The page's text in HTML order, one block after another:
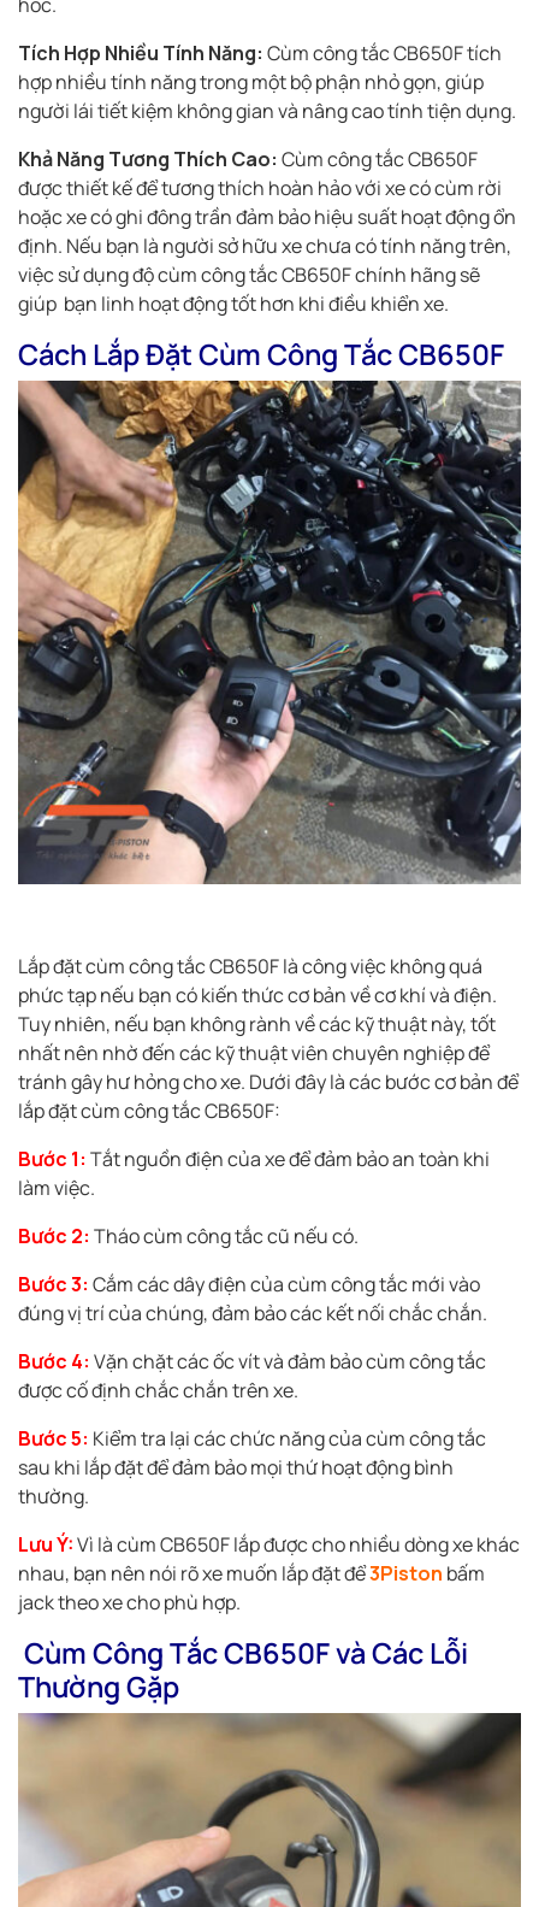
Tích Hợp Nhiều Tính Năng: Cùm công tắc CB650F tích
hợp nhiều tính năng trong một bộ phận nhỏ gọn, giúp
người lái tiết kiệm không gian và nâng cao tính tiện dụng.
Khả Năng Tương Thích Cao: Cùm công tắc CB650F
được thiết kế để tương thích hoàn hảo với xe có cùm rời
hoặc xe có ghi đông trần đảm bảo hiệu suất hoạt động ổn
định. Nếu bạn là người sở hữu xe chưa có tính năng trên,
việc sử dụng độ cùm công tắc CB650F chính hãng sẽ
giúp bạn linh hoạt động tốt hơn khi điều khiển xe.
Cách Lắp Đặt Cùm Công Tắc CB650F
Lắp đặt cùm công tắc CB650F là công việc không quá
phức tạp nếu bạn có kiến thức cơ bản về cơ khí và điện.
Tuy nhiên, nếu bạn không rành về các kỹ thuật này, tốt
nhất nên nhờ đến các kỹ thuật viên chuyên nghiệp để
tránh gây hư hỏng cho xe. Dưới đây là các bước cơ bản để
lắp đặt cùm công tắc CB650F:
Bước 1: Tắt nguồn điện của xe để đảm bảo an toàn khi
làm việc.
Bước 2: Tháo cùm công tắc cũ nếu có.
Bước 3: Cắm các dây điện của cùm công tắc mới vào
đúng vị trí của chúng, đảm bảo các kết nối chắc chắn.
Bước 4: Vặn chặt các ốc vít và đảm bảo cùm công tắc
được cố định chắc chắn trên xe.
Bước 5: Kiểm tra lại các chức năng của cùm công tắc
sau khi lắp đặt để đảm bảo mọi thứ hoạt động bình
thường.
Lưu Ý:Vì là cùm CB650F lắp được cho nhiều dòng xe khác
nhau, bạn nên nói rõ xe muốn lắp đặt để3Piston bấm
jack theo xe cho phù hợp.
Cùm Công Tắc CB650F và Các Lỗi
Thường Gặp